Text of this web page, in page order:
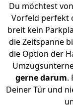
Du möchtest
Vorfeld perfekt
breit kein
die Zeitspanne
die Option der
gerne darum.
Deiner Tür und